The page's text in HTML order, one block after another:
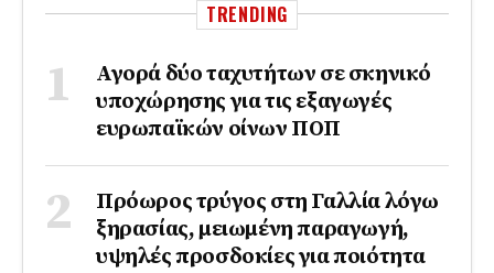
TRENDING
Αγορά δύο ταχυτήτων σε σκηνικό
υποχώρησης για τις εξαγωγές
ευρωπαϊκών οίνων ΠΟΠ
Πρόωρος τρύγος στη Γαλλία λόγω
ξηρασίας, μειωμένη παραγωγή,
υψηλές προσδοκίες για ποιότητα